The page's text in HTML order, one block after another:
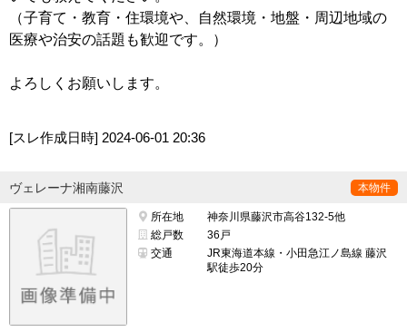
（子育て・教育・住環境や、自然環境・地盤・周辺地域の
医療や治安の話題も歓迎です。）
よろしくお願いします。
[スレ作成日時] 2024-06-01 20:36
ヴェレーナ湘南藤沢 本物件
所在地
神奈川県藤沢市高谷132-5他
総戸数
36戸
交通
JR東海道本線・小田急江ノ島線 藤沢
駅徒歩20分